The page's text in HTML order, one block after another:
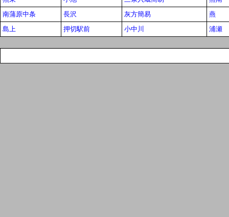
南蒲原中条
長沢 灰方簡易
燕
島上
押切駅前 小中川 浦瀬